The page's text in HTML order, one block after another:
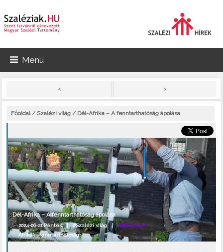
Menü
< >
Főoldal/ Szalézi világ / Dél-Afrika – A fenntarthatóság ápolása
Dél-Afrika – A fenntarthatóság ápolása
2024-06-21 Péntek |#Szalézi világ|ARCHIVÁLT
Afrika•fenntarthatóság•